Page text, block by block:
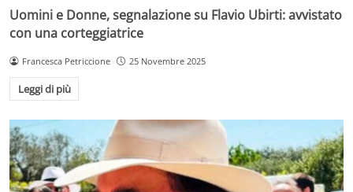
Uomini e Donne, segnalazione su Flavio Ubirti: avvistato
con una corteggiatrice
Francesca Petriccione 25 Novembre 2025
Leggi di più